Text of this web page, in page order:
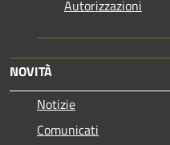
Autorizzazioni
NOVITÀ
Notizie
Comunicati